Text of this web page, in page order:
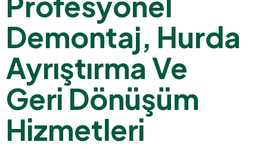
Demontaj, Hurda
Ayrıştırma Ve
Geri Dönüşüm
Hizmetleri